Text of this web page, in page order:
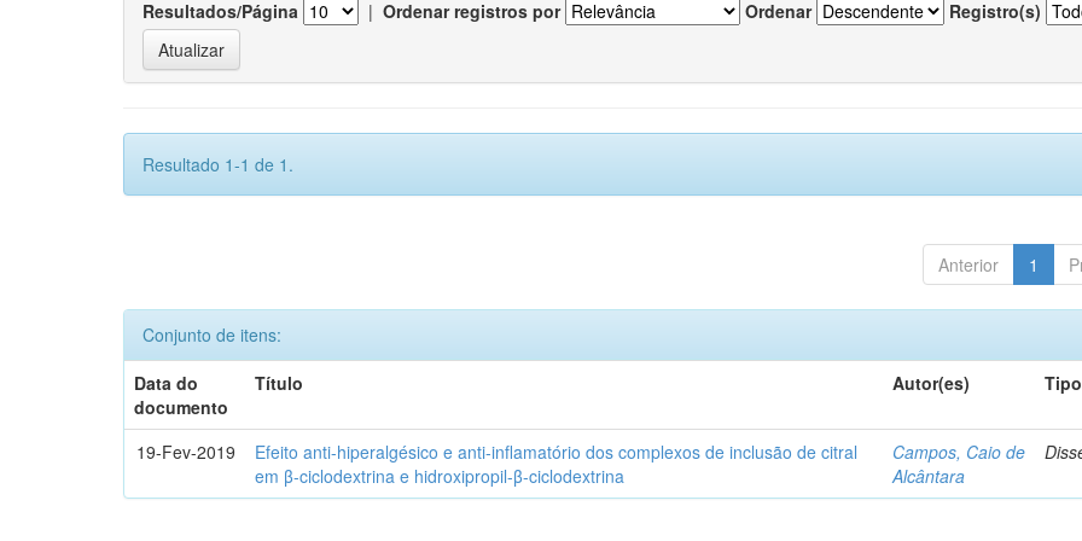
Resultados/Página | Ordenar registros por Ordenar Registro(s)
Resultado 1-1 de 1.
Anterior 1
Conjunto de itens:
Data do
documento
Título Autor(es) Tipo
19-Fev-2019
Efeito anti-hiperalgésico e anti-inflamatório dos complexos de inclusão de citral
em β-ciclodextrina e hidroxipropil-β-ciclodextrina
Campos, Caio de
Alcântara